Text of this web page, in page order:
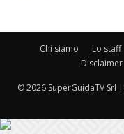
Chi siamo Lo staff
Disclaimer
© 2026 SuperGuidaTV Srl